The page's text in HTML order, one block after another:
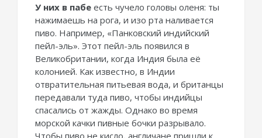
У них в пабе есть чучело головы оленя: ты
нажимаешь на рога, и изо рта наливается
пиво. Например, «Панковский индийский
пейл-эль». Этот пейл-эль появился в
Великобритании, когда Индия была её
колонией. Как известно, в Индии
отвратительная питьевая вода, и британцы
передавали туда пиво, чтобы индийцы
спасались от жажды. Однако во время
морской качки пивные бочки разрывало.
Чтобы пиво не кисло, англичане пришли к